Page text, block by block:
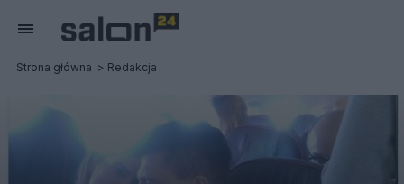
Strona główna Redakcja